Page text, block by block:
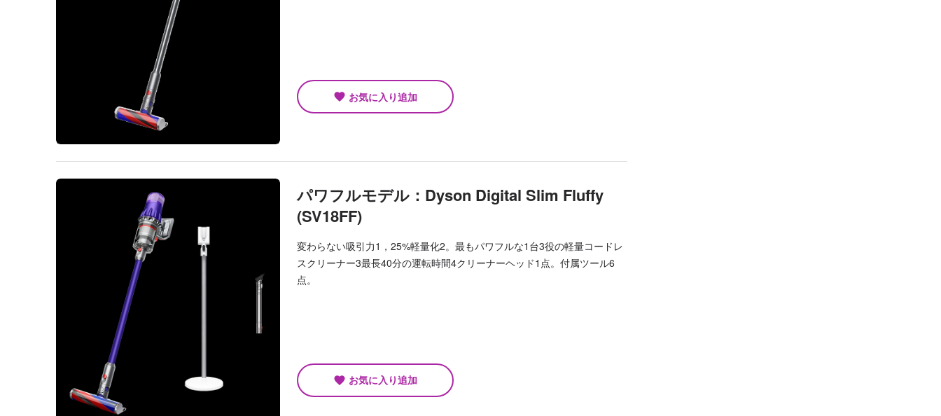
favorite お気に入り追加
パワフルモデル：Dyson Digital Slim Fluffy
(SV18FF)
変わらない吸引力1，25%軽量化2。最もパワフルな1台3役の軽量コードレ
スクリーナー3最長40分の運転時間4クリーナーヘッド1点。付属ツール6
点。
favorite お気に入り追加